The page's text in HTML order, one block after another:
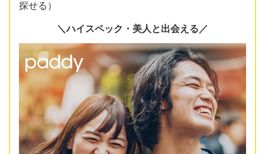
探せる）
＼ハイスペック・美人と出会える／